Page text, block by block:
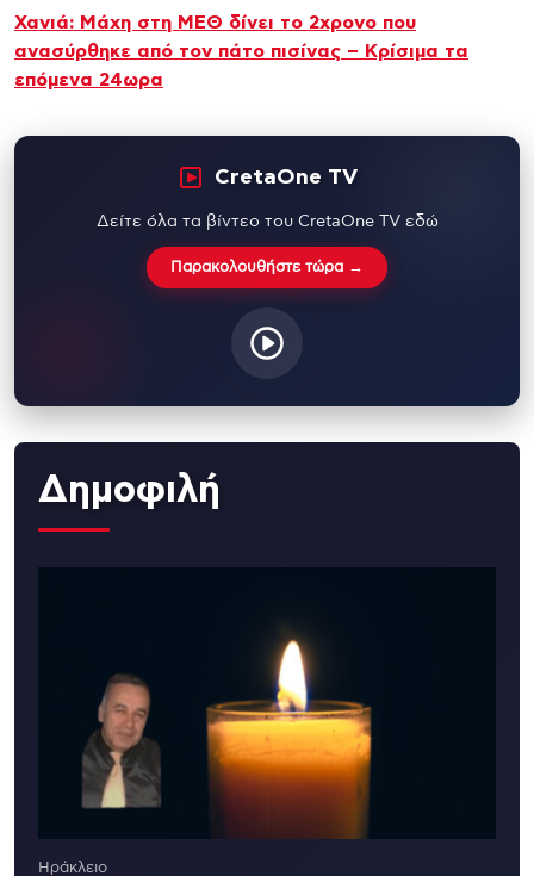
Χανιά: Μάχη στη ΜΕΘ δίνει το 2χρονο που
ανασύρθηκε από τον πάτο πισίνας – Κρίσιμα τα
επόμενα 24ωρα
CretaOne TV
Δείτε όλα τα βίντεο του CretaOne TV εδώ
Παρακολουθήστε τώρα →
Δημοφιλή
Ηράκλειο